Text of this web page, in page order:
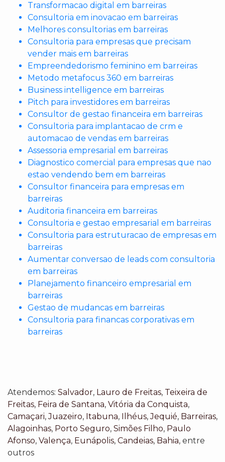
Transformacao digital em barreiras
Consultoria em inovacao em barreiras
Melhores consultorias em barreiras
Consultoria para empresas que precisam
vender mais em barreiras
Empreendedorismo feminino em barreiras
Metodo metafocus 360 em barreiras
Business intelligence em barreiras
Pitch para investidores em barreiras
Consultor de gestao financeira em barreiras
Consultoria para implantacao de crm e
automacao de vendas em barreiras
Assessoria empresarial em barreiras
Diagnostico comercial para empresas que nao
estao vendendo bem em barreiras
Consultor financeira para empresas em
barreiras
Auditoria financeira em barreiras
Consultoria e gestao empresarial em barreiras
Consultoria para estruturacao de empresas em
barreiras
Aumentar conversao de leads com consultoria
em barreiras
Planejamento financeiro empresarial em
barreiras
Gestao de mudancas em barreiras
Consultoria para financas corporativas em
barreiras
Atendemos: Salvador, Lauro de Freitas, Teixeira de
Freitas, Feira de Santana, Vitória da Conquista,
Camaçari,Juazeiro, Itabuna, Ilhéus,Jequié, Barreiras,
Alagoinhas, Porto Seguro, Simões Filho, Paulo
Afonso, Valença, Eunápolis, Candeias, Bahia, entre
outros